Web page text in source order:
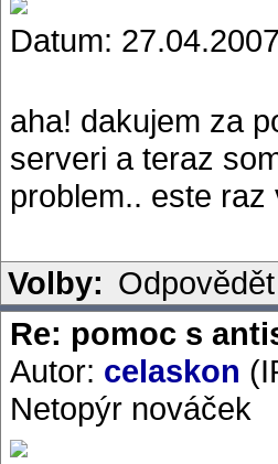
Datum:
aha! dakujem za
serveri a teraz
problem.. este
Volby:
Re: pomoc s
Autor: celaskon
Netopýr nováček